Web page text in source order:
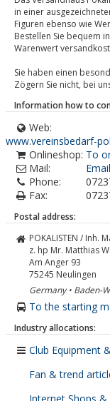
in einer
Figuren ebenso wie
Bestellen Sie bequem
Warenwert
Sie haben einen
Zögern Sie nicht, bei
Information how to
Web:
www.vereinsbedarf-
Onlineshop: To
Mail:
Phone:
Fax:
Postal address:
POKALISTEN / Inh.
z. hp Mr. Matthias
Am Anger 93
75245 Neulingen
Germany • Baden-
To the starting
Industry allocations:
Club Equipment
Fan & trend
Internet Shops